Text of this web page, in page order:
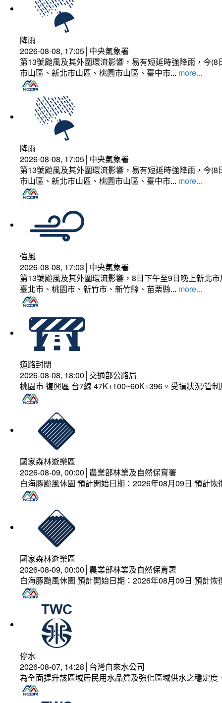
降雨
2026-08-08, 17:05│中央氣象署
第13號颱風及其外圍環流影響，易有短延時強降雨，今
市山區、新北市山區、桃園市山區、臺中市... more...
降雨
2026-08-08, 17:05│中央氣象署
第13號颱風及其外圍環流影響，易有短延時強降雨，今
市山區、新北市山區、桃園市山區、臺中市... more...
強風
2026-08-08, 17:03│中央氣象署
第13號颱風及其外圍環流影響，8日下午至9日晚上新北
臺北市、桃園市、新竹市、新竹縣、苗栗縣... more...
道路封閉
2026-08-08, 18:00│交通部公路局
桃園市 復興區 台7線 47K+100~60K+396。受損狀況/管
國家森林遊樂區
2026-08-09, 00:00│農業部林業及自然保育署
白海豚颱風休園 預計開始日期：2026年08月09日 預計
國家森林遊樂區
2026-08-09, 00:00│農業部林業及自然保育署
白海豚颱風休園 預計開始日期：2026年08月09日 預計
停水
2026-08-07, 14:28│台灣自來水公司
為全面提升該區域居民用水品質及強化區域供水之穩定